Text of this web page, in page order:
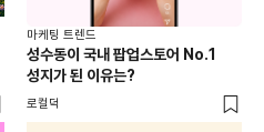
마케팅 트렌드
성수동이 국내 팝업스토어 No.1
성지가 된 이유는?
로컬덕